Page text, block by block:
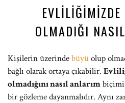
OLMADIĞI
Kişilerin üzerindebüyüolup
bağlı olarak ortaya çıkabilir.
olmadığını nasıl anlarım
bir gözleme dayanmalıdır. Aynı